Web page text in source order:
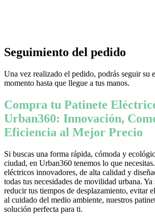
Seguimiento del pedido
Una vez realizado el pedido, podrás seguir su
momento hasta que llegue a tus manos.
Compra tu Patinete
Urban360: Innovación,
Eficiencia al Mejor Precio
Si buscas una forma rápida, cómoda y
ciudad, en Urban360 tenemos lo que
eléctricos innovadores, de alta calidad y
todas tus necesidades de movilidad urbana. Ya
reducir tus tiempos de desplazamiento, evitar
al cuidado del medio ambiente, nuestros
solución perfecta para ti.